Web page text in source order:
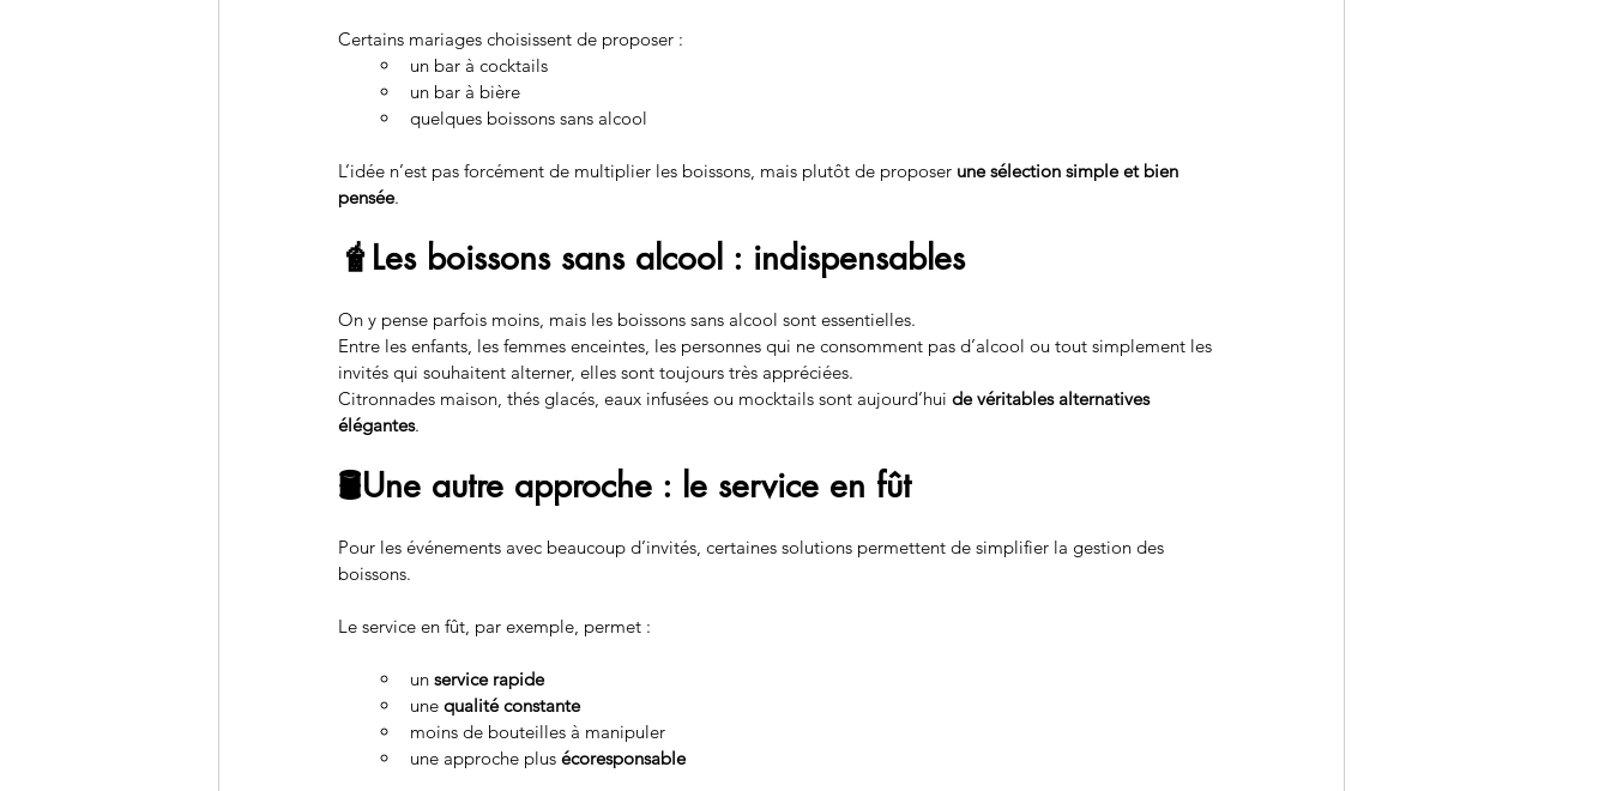
Certains mariages choisissent de proposer :
un bar à cocktails
un bar à bière
quelques boissons sans alcool
L’idée n’est pas forcément de multiplier les boissons, mais plutôt de proposer une sélection simple et bien
pensée.
🧋Les boissons sans alcool : indispensables
On y pense parfois moins, mais les boissons sans alcool sont essentielles.
Entre les enfants, les femmes enceintes, les personnes qui ne consomment pas d’alcool ou tout simplement les
invités qui souhaitent alterner, elles sont toujours très appréciées.
Citronnades maison, thés glacés, eaux infusées ou mocktails sont aujourd’hui de véritables alternatives
élégantes.
🛢️Une autre approche : le service en fût
Pour les événements avec beaucoup d’invités, certaines solutions permettent de simplifier la gestion des
boissons.
Le service en fût, par exemple, permet :
un service rapide
une qualité constante
moins de bouteilles à manipuler
une approche plus écoresponsable